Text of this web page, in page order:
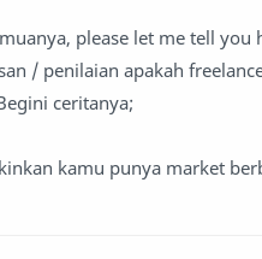
please let me tell you
/ penilaian apakah
ceritanya;
kamu punya market